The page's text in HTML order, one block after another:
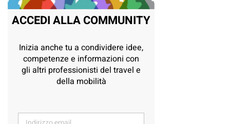
ACCEDI ALLA COMMUNITY
Inizia anche tu a condividere idee,
competenze e informazioni con
gli altri professionisti del travel e
della mobilità